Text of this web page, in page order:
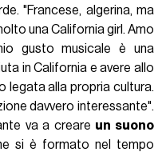
"Francese, algerina, ma
una California girl. Amo
gusto musicale è una
in California e avere allo
legata alla propria cultura.
davvero interessante".
va a creare un suono
si è formato nel tempo